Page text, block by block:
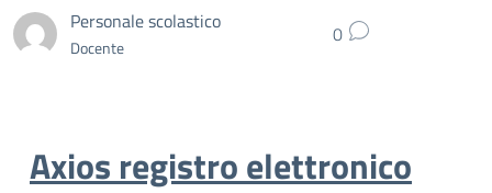
Personale scolastico
Docente 0
Axios registro elettronico